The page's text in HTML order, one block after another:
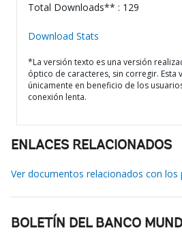
Total Downloads** : 129
Download Stats
*La versión texto es una versión
óptico de caracteres, sin corregir. Esta
únicamente en beneficio de los
conexión lenta.
ENLACES RELACIONADOS
Ver documentos relacionados con los
BOLETÍN DEL BANCO